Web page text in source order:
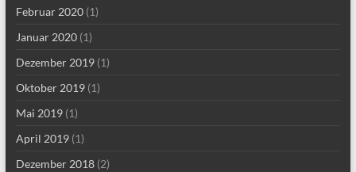
Februar 2020(1)
Januar 2020(1)
Dezember 2019(1)
Oktober 2019(1)
Mai 2019(1)
April 2019(1)
Dezember 2018(2)